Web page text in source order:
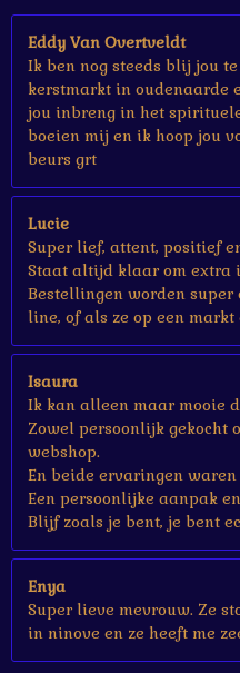
r
Eddy Van Overtveldt
Ik ben nog steeds blij jou
kerstmarkt in oudenaarde
jou inbreng in het
boeien mij en ik hoop jou
beurs grt
Lucie
Super lief, attent, positief
Staat altijd klaar om extra
Bestellingen worden
line, of als ze op een markt
Isaura
Ik kan alleen maar mooie
Zowel persoonlijk gekocht
webshop.
En beide ervaringen waren
Een persoonlijke aanpak
Blijf zoals je bent, je bent
Enya
Super lieve mevrouw. Ze
in ninove en ze heeft me